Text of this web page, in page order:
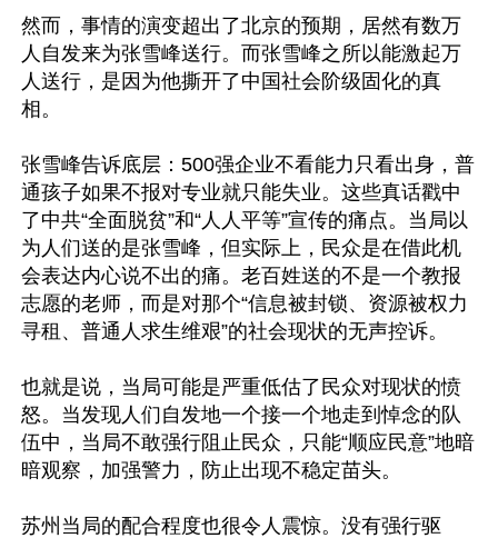
然而，事情的演变超出了北京的预期，居然有数万
人自发来为张雪峰送行。而张雪峰之所以能激起万
人送行，是因为他撕开了中国社会阶级固化的真
相。
张雪峰告诉底层：500强企业不看能力只看出身，普
通孩子如果不报对专业就只能失业。这些真话戳中
了中共“全面脱贫”和“人人平等”宣传的痛点。当局以
为人们送的是张雪峰，但实际上，民众是在借此机
会表达内心说不出的痛。老百姓送的不是一个教报
志愿的老师，而是对那个“信息被封锁、资源被权力
寻租、普通人求生维艰”的社会现状的无声控诉。
也就是说，当局可能是严重低估了民众对现状的愤
怒。当发现人们自发地一个接一个地走到悼念的队
伍中，当局不敢强行阻止民众，只能“顺应民意”地暗
暗观察，加强警力，防止出现不稳定苗头。
苏州当局的配合程度也很令人震惊。没有强行驱